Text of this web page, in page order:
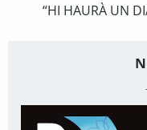
“HI HAURÀ UN